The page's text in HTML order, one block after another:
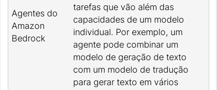
Agentes do
Amazon
Bedrock
tarefas que vão além das
capacidades de um modelo
individual. Por exemplo, um
agente pode combinar um
modelo de geração de texto
com um modelo de tradução
para gerar texto em vários